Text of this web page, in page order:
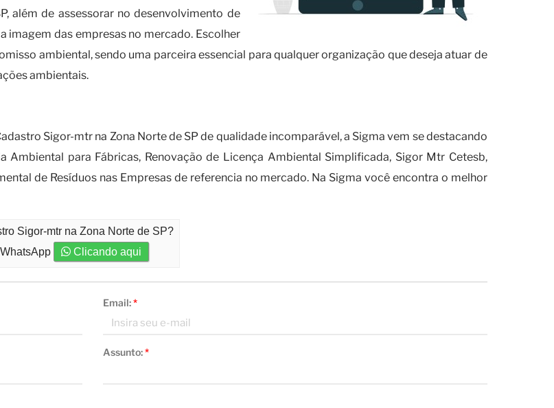
além de assessorar no desenvolvimento de
imagem das empresas no mercado. Escolher
ambiental, sendo uma parceira essencial para qualquer organização que deseja atuar de
ambientais.
Sigor-mtr na Zona Norte de SP de qualidade incomparável, a Sigma vem se destacando
para Fábricas, Renovação de Licença Ambiental Simplificada, Sigor Mtr Cetesb,
de Resíduos nas Empresas de referencia no mercado. Na Sigma você encontra o melhor
Sigor-mtr na Zona Norte de SP?
Clicando aqui
Email:*
Assunto:*